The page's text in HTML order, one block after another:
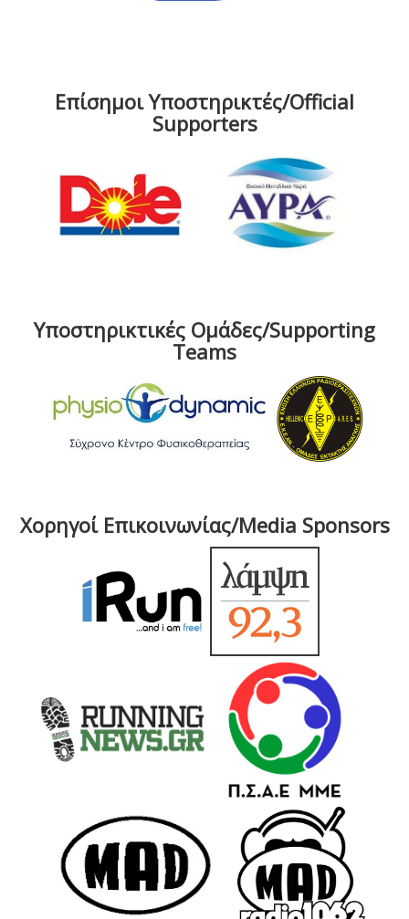
Επίσημοι Υποστηρικτές/Official
Supporters
Υποστηρικτικές Ομάδες/Supporting
Teams
Χορηγοί Επικοινωνίας/Media Sponsors